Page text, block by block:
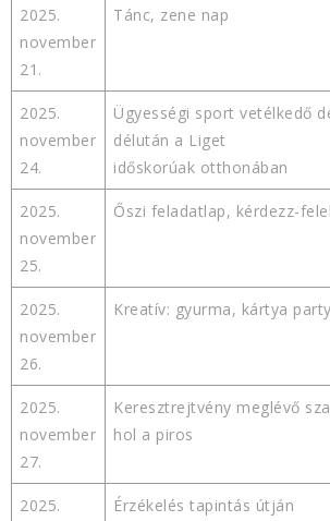
2025.
november
21.
Tánc, zene nap
2025.
november
24.
Ügyességi sport vetélkedő
délután a Liget
időskorúak otthonában
2025.
november
25.
Őszi feladatlap, kérdezz-
2025.
november
26.
Kreatív: gyurma, kártya party
2025.
november
27.
Keresztrejtvény meglévő
hol a piros
2025.
Érzékelés tapintás útján